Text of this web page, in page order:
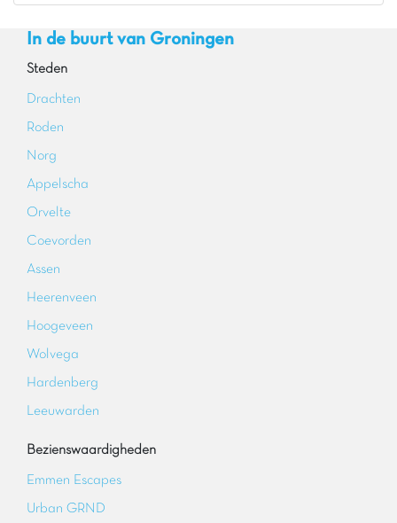
recreatieplas en het heerlijke zandstrand zorgen
Pluspunten
In de buurt van Groningen
Steden
Drachten
Roden
Norg
Appelscha
Orvelte
Coevorden
Assen
Heerenveen
Hoogeveen
Wolvega
Hardenberg
Leeuwarden
Bezienswaardigheden
Emmen Escapes
Urban GRND